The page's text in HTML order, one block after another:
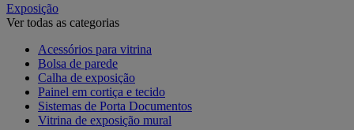
Exposição
Ver todas as categorias
Acessórios para vitrina
Bolsa de parede
Calha de exposição
Painel em cortiça e tecido
Sistemas de Porta Documentos
Vitrina de exposição mural